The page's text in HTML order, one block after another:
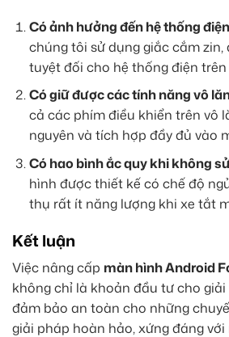
Có ảnh hưởng đến hệ thống
chúng tôi sử dụng giắc cắm
tuyệt đối cho hệ thống điện trên
Có giữ được các tính năng vô
cả các phím điều khiển trên vô
nguyên và tích hợp đầy đủ vào
Có hao bình ắc quy khi không
hình được thiết kế có chế độ
thụ rất ít năng lượng khi xe tắt
Kết luận
Việc nâng cấp màn hình Android
không chỉ là khoản đầu tư cho
đảm bảo an toàn cho những
giải pháp hoàn hảo, xứng đáng